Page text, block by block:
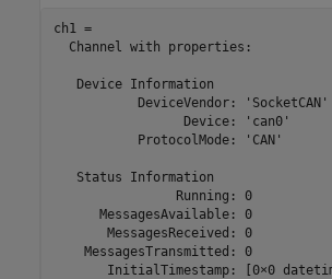
ch1 =
  Channel with properties:
   Device Information
           DeviceVendor: 'SocketCAN'
                 Device: 'can0'
           ProtocolMode: 'CAN'
   Status Information
                Running: 0
      MessagesAvailable: 0
       MessagesReceived: 0
    MessagesTransmitted: 0
InitialTimestamp: [0×0